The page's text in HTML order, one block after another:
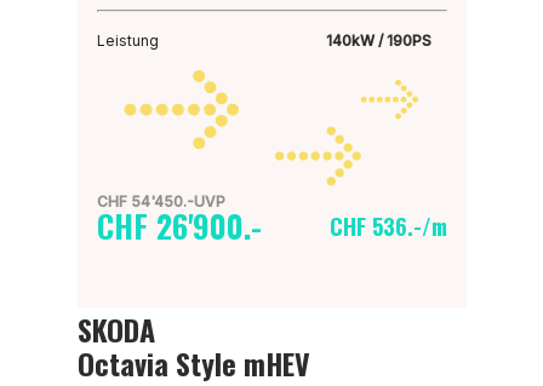
Leistung 140kW / 190PS
CHF 54'450.-UVP
CHF 26'900.- CHF 536.-/m
SKODA
Octavia Style mHEV